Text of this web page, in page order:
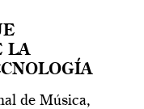
LA
de Música,